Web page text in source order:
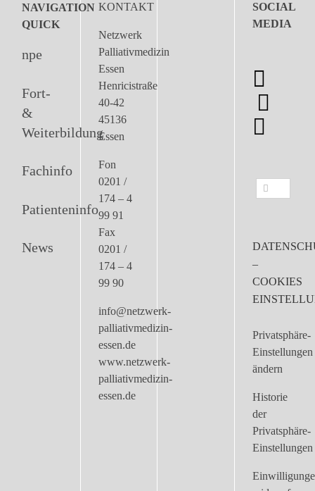
NAVIGATION
QUICK
npe
Fort-
&
Weiterbildung
Fachinfo
Patienteninfo
News
KONTAKT
Netzwerk
Palliativmedizin
Essen
Henricistraße
40-42
45136
Essen
Fon
0201 /
174 – 4
99 91
Fax
0201 /
174 – 4
99 90
info@netzwerk-
palliativmedizin-
essen.de
www.netzwerk-
palliativmedizin-
essen.de
SOCIAL
MEDIA
Suche
–
COOKIES
Privatsphäre-
Einstellungen
ändern
Historie
der
Privatsphäre-
Einstellungen